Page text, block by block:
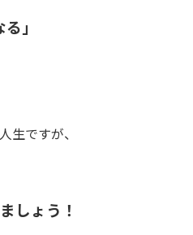
」
生ですが、
しょう！